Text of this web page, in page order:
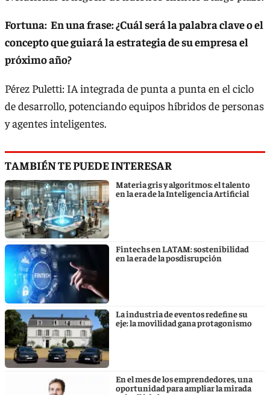
Fortuna: En una frase: ¿Cuál será la palabra clave o el
concepto que guiará la estrategia de su empresa el
próximo año?
Pérez Puletti: IA integrada de punta a punta en el ciclo
de desarrollo, potenciando equipos híbridos de personas
y agentes inteligentes.
TAMBIÉN TE PUEDE INTERESAR
Materia gris y algoritmos: el talento
en la era de la Inteligencia Artificial
Fintechs en LATAM: sostenibilidad
en la era de la posdisrupción
La industria de eventos redefine su
eje: la movilidad gana protagonismo
En el mes de los emprendedores, una
oportunidad para ampliar la mirada